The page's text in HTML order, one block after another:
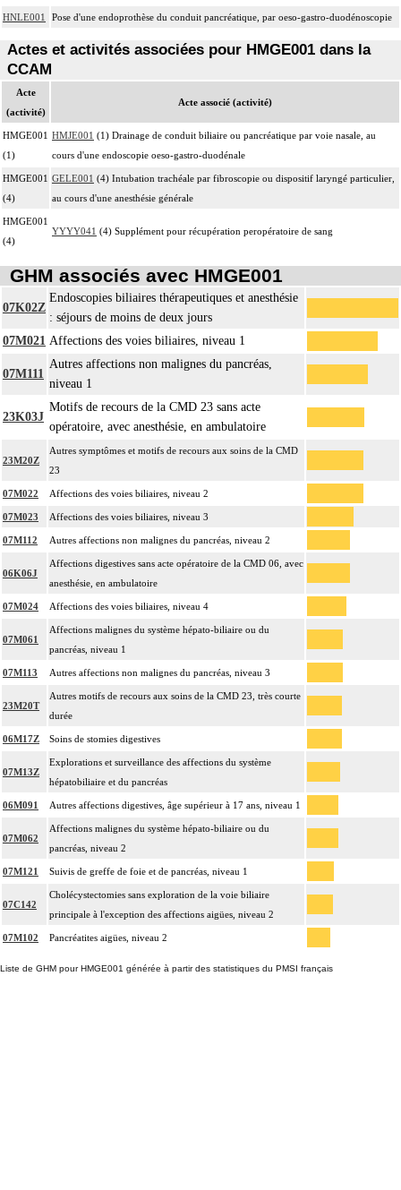
HNLE001 Pose d'une endoprothèse du conduit pancréatique, par oeso-gastro-duodénoscopie
Actes et activités associées pour HMGE001 dans la
CCAM
Acte
(activité)
Acte associé (activité)
HMGE001
(1)
HMJE001 (1) Drainage de conduit biliaire ou pancréatique par voie nasale, au
cours d'une endoscopie oeso-gastro-duodénale
HMGE001
(4)
GELE001 (4) Intubation trachéale par fibroscopie ou dispositif laryngé particulier,
au cours d'une anesthésie générale
HMGE001
(4)
YYYY041 (4) Supplément pour récupération peropératoire de sang
GHM associés avec HMGE001
07K02Z
Endoscopies biliaires thérapeutiques et anesthésie
: séjours de moins de deux jours
07M021 Affections des voies biliaires, niveau 1
07M111
Autres affections non malignes du pancréas,
niveau 1
23K03J
Motifs de recours de la CMD 23 sans acte
opératoire, avec anesthésie, en ambulatoire
23M20Z
Autres symptômes et motifs de recours aux soins de la CMD
23
07M022 Affections des voies biliaires, niveau 2
07M023 Affections des voies biliaires, niveau 3
07M112 Autres affections non malignes du pancréas, niveau 2
06K06J
Affections digestives sans acte opératoire de la CMD 06, avec
anesthésie, en ambulatoire
07M024 Affections des voies biliaires, niveau 4
07M061
Affections malignes du système hépato-biliaire ou du
pancréas, niveau 1
07M113 Autres affections non malignes du pancréas, niveau 3
23M20T
Autres motifs de recours aux soins de la CMD 23, très courte
durée
06M17Z Soins de stomies digestives
07M13Z
Explorations et surveillance des affections du système
hépatobiliaire et du pancréas
06M091 Autres affections digestives, âge supérieur à 17 ans, niveau 1
07M062
Affections malignes du système hépato-biliaire ou du
pancréas, niveau 2
07M121 Suivis de greffe de foie et de pancréas, niveau 1
07C142
Cholécystectomies sans exploration de la voie biliaire
principale à l'exception des affections aigües, niveau 2
07M102 Pancréatites aigües, niveau 2
Liste de GHM pour HMGE001 générée à partir des statistiques du PMSI français